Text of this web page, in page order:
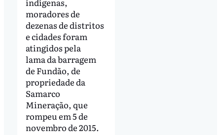
moradores de
dezenas de distritos
e cidades foram
atingidos pela
lama da barragem
de Fundão, de
propriedade da
Samarco
Mineração, que
rompeu em 5 de
novembro de 2015.